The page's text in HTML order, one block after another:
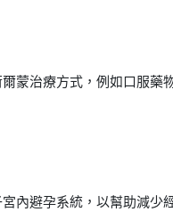
蒙治療方式，例如口服藥
內避孕系統，以幫助減少